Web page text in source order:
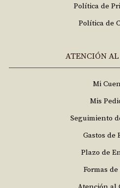
Política de
Política de
ATENCIÓN
Mi
Mis
Seguimiento
Gastos de
Plazo de
Formas de